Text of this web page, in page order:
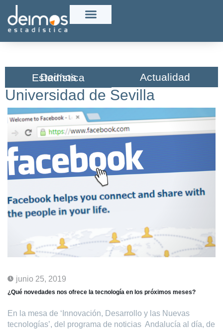
Deimos Estadística​ Actualidad
Universidad de Sevilla
junio 25, 2019
¿Qué novedades nos ofrece la tecnología en los próximos meses?
En la mesa de ‘Innovación, Desarrollo y las Nuevas
tecnologías’, del programa de noticias Andalucía al día, de